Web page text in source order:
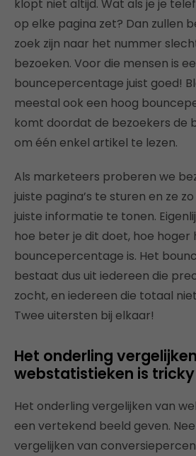
klopt niet altijd. Wat als je je
op elke pagina zet? Dan zullen
zoek zijn naar het nummer
bezoeken. Voor die mensen is
bouncepercentage juist goed!
meestal ook een hoog
komt doordat de bezoekers de
om één enkel artikel te lezen.
Als marketeers proberen we
juiste pagina’s te sturen en ze
juiste informatie te tonen.
hoe beter je dit doet, hoe hoger
bouncepercentage is. Het
bestaat dus uit iedereen die
zocht, en iedereen die totaal
Twee uitersten bij elkaar!
Het onderling
webstatistieken is tricky
Het onderling vergelijken van
een vertekend beeld geven.
vergelijken van